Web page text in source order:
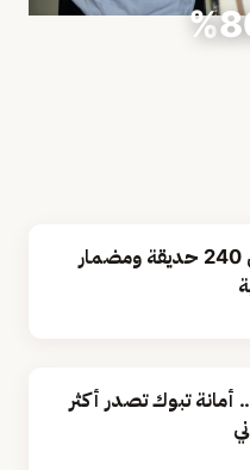
تبوك تتهيأ لعيد الفطر بأكثر من 240 حديقة ومضمار
تبوك تصدر أكثر